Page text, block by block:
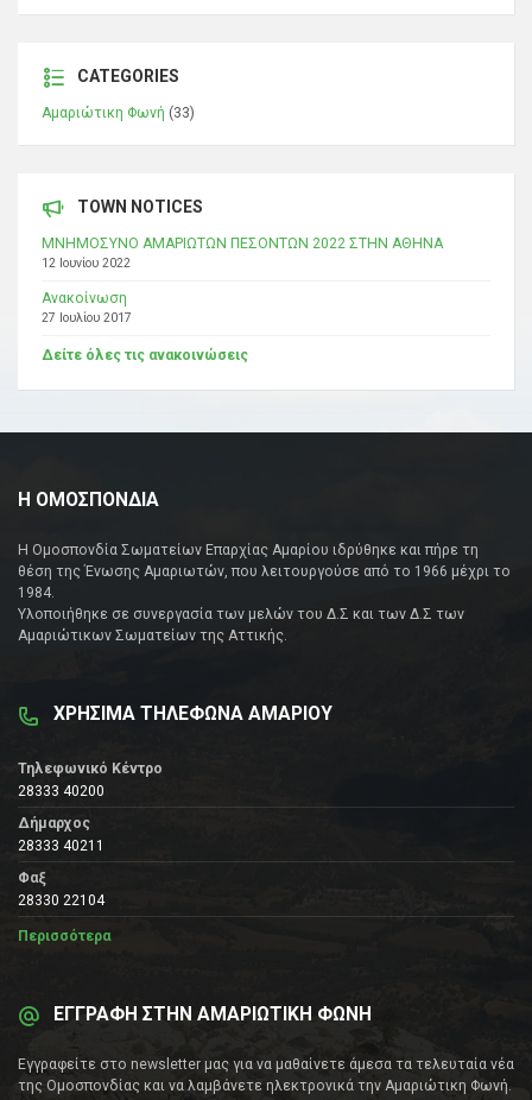
CATEGORIES
Αμαριώτικη Φωνή (33)
TOWN NOTICES
ΜΝΗΜΟΣΥΝΟ ΑΜΑΡΙΩΤΩΝ ΠΕΣΟΝΤΩΝ 2022 ΣΤΗΝ ΑΘΗΝΑ
12 Ιουνίου 2022
Ανακοίνωση
27 Ιουλίου 2017
Δείτε όλες τις ανακοινώσεις
Η ΟΜΟΣΠΟΝΔΙΑ
Η Ομοσπονδία Σωματείων Επαρχίας Αμαρίου ιδρύθηκε και πήρε τη
θέση της Ένωσης Αμαριωτών, που λειτουργούσε από το 1966 μέχρι το
1984.
Υλοποιήθηκε σε συνεργασία των μελών του Δ.Σ και των Δ.Σ των
Αμαριώτικων Σωματείων της Αττικής.
ΧΡΗΣΙΜΑ ΤΗΛΕΦΩΝΑ ΑΜΑΡΙΟΥ
Τηλεφωνικό Κέντρο
28333 40200
Δήμαρχος
28333 40211
Φαξ
28330 22104
Περισσότερα
ΕΓΓΡΑΦΗ ΣΤΗΝ ΑΜΑΡΙΩΤΙΚΗ ΦΩΝΗ
Εγγραφείτε στο newsletter μας για να μαθαίνετε άμεσα τα τελευταία νέα
της Ομοσπονδίας και να λαμβάνετε ηλεκτρονικά την Αμαριώτικη Φωνή.